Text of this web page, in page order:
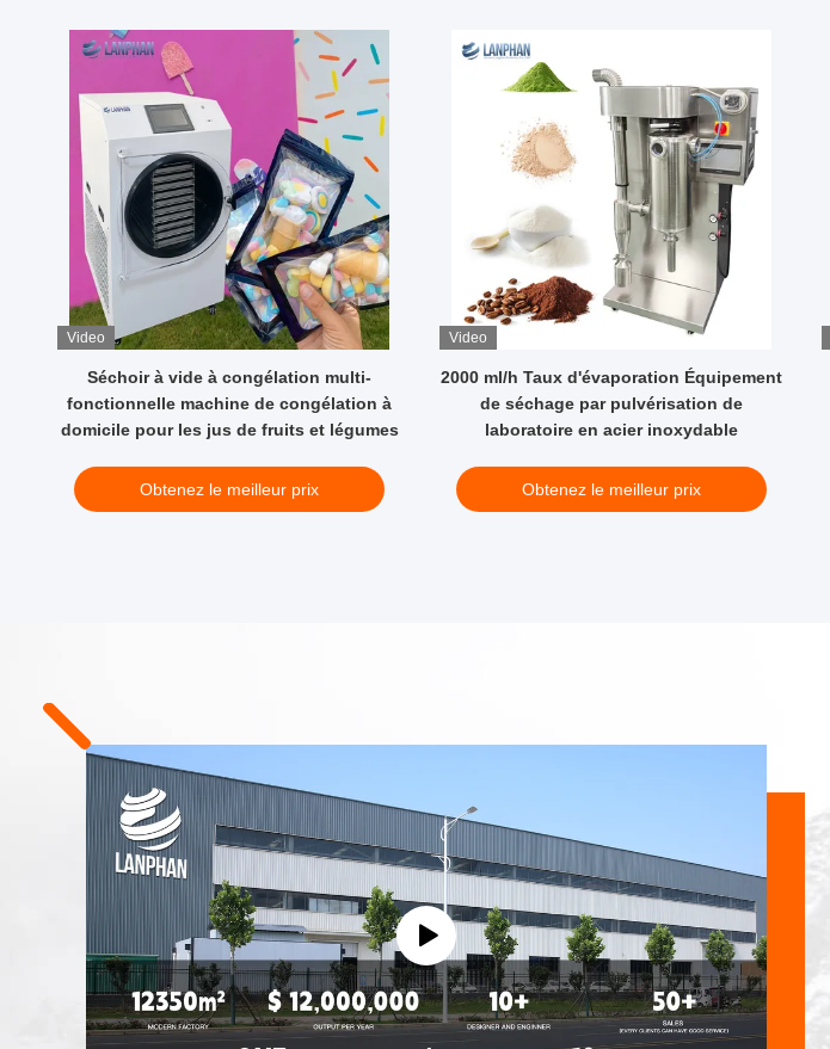
Video
Séchoir à vide à congélation multi-
fonctionnelle machine de congélation à
domicile pour les jus de fruits et légumes
Obtenez le meilleur prix
Video
2000 ml/h Taux d'évaporation Équipement
de séchage par pulvérisation de
laboratoire en acier inoxydable
Obtenez le meilleur prix